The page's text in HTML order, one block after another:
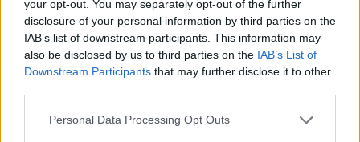
your opt-out. You may separately opt-out of the further
disclosure of your personal information by third parties on the
IAB’s list of downstream participants. This information may
also be disclosed by us to third parties on the IAB’s List of
Downstream Participants that may further disclose it to other
Personal Data Processing Opt Outs
ALTRE NOTIZIE DI CANEGRATE